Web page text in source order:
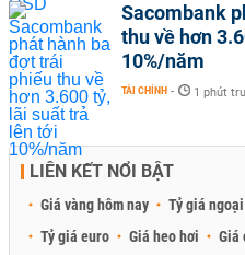
Sacombank
thu về hơn
10%/năm
TÀI CHÍNH - 1 phút
LIÊN KẾT NỔI BẬT
Giá vàng hôm nay Tỷ giá
Tỷ giá euro
Giá heo hơi Giá